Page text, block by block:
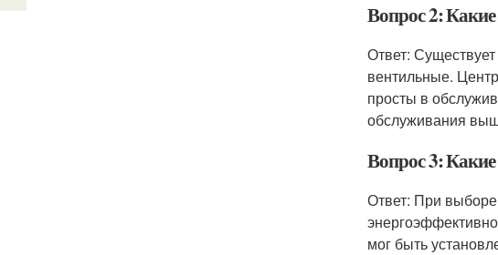
Вопрос 2:
Ответ:
вентильные.
просты в
обслуживания
Вопрос 3:
Ответ: При выборе
мог быть